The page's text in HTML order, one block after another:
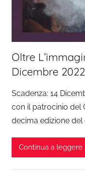
Oltre
Dicembre 2022
Scadenza: 14
con il patrocinio del
decima edizione
Continua a leggere